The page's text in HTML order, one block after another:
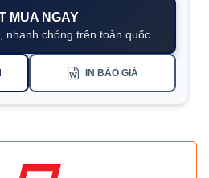
MUA NGAY
nhanh chóng trên toàn quốc
IN BÁO GIÁ